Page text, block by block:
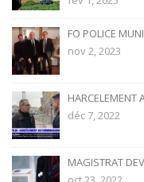
FO POLICE
nov 2, 2023
HARCELEMENT
déc 7, 2022
MAGISTRAT